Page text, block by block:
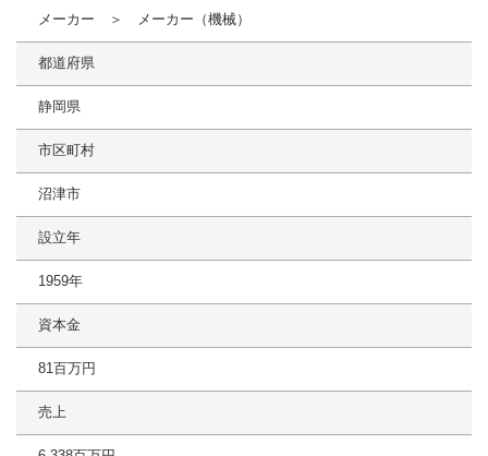
メーカー ＞ メーカー（機械）
都道府県
静岡県
市区町村
沼津市
設立年
1959年
資本金
81百万円
売上